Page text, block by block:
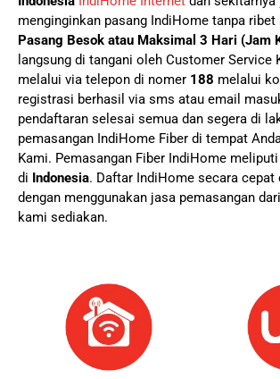
menginginkan pasang IndiHome tanpa ribet
Pasang Besok atau Maksimal 3 Hari (Jam
langsung di tangani oleh Customer Service
melalui via telepon di nomer 188 melalui
registrasi berhasil via sms atau email
pendaftaran selesai semua dan segera di
pemasangan IndiHome Fiber di tempat
Kami. Pemasangan Fiber IndiHome
di Indonesia. Daftar IndiHome secara cepat
dengan menggunakan jasa pemasangan
kami sediakan.